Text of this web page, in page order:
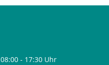
08:00 - 17:30 Uhr